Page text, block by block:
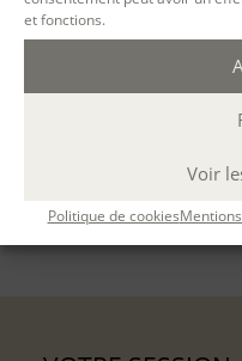
et fonctions.
Voir
Politique de cookies
Ouvert à tous
CONTENU
ÉVALUATION